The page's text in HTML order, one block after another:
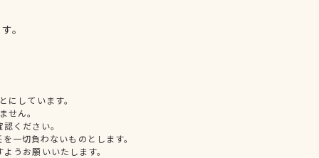
。
しています。
せん。
ください。
一切負わないものとします。
うお願いいたします。